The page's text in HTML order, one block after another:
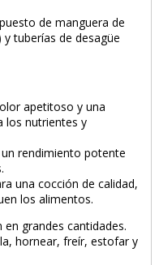
de manguera de
tuberías de desagüe
apetitoso y una
los nutrientes y
rendimiento potente
una cocción de calidad,
los alimentos.
grandes cantidades.
hornear, freír, estofar y